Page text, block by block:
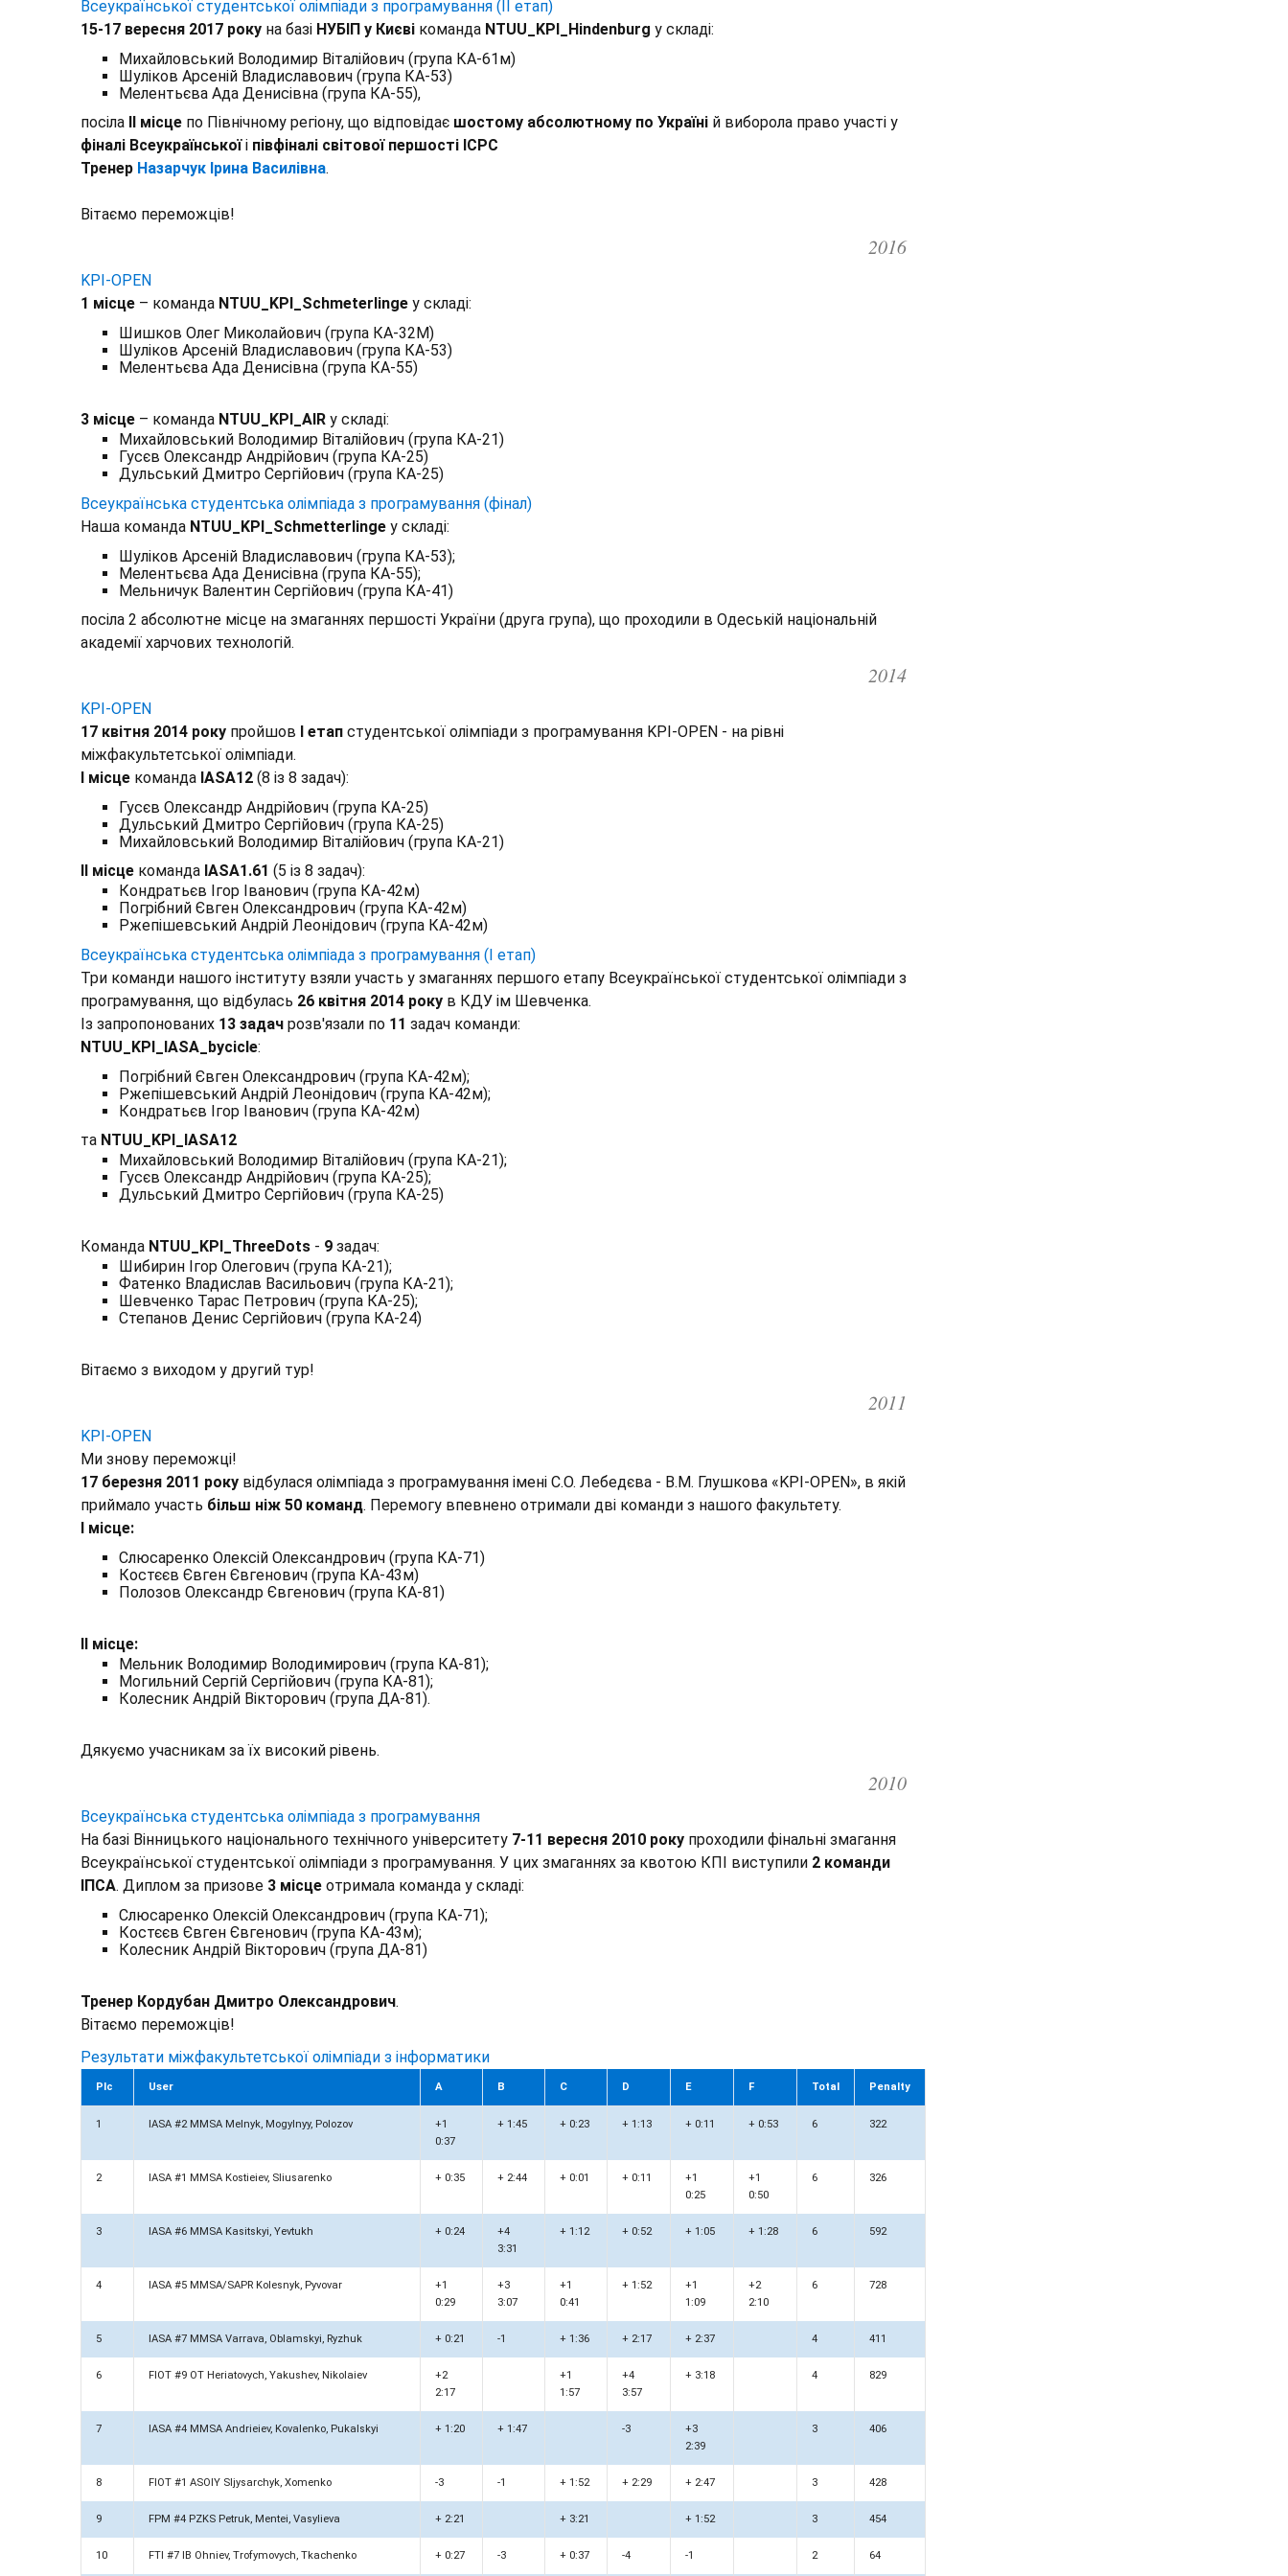
Всеукраїнської студентської олімпіади з програмування (ІІ етап)
15-17 вересня 2017 року на базі НУБІП у Києвікоманда NTUU_KPI_Hindenburg у складі:
Михайловський Володимир Віталійович (група КА-61м)
Шуліков Арсеній Владиславович (група КА-53)
Мелентьєва Ада Денисівна (група КА-55),
посіла ІІ місцепо Північному регіону, що відповідає шостому абсолютному по Україній виборола право участі у
фіналі Всеукраїнськоїі півфіналі світової першості ICPC
Тренер Назарчук Ірина Василівна.
Вітаємо переможців!
2016
KPI-OPEN
1 місце– команда NTUU_KPI_Schmeterlingeу складі:
Шишков Олег Миколайович (група КА-32М)
Шуліков Арсеній Владиславович (група КА-53)
Мелентьєва Ада Денисівна (група КА-55)
3 місце– команда NTUU_KPI_AIR у складі:
Михайловський Володимир Віталійович (група КА-21)
Гусєв Олександр Андрійович (група КА-25)
Дульський Дмитро Сергійович (група КА-25)
Всеукраїнська студентська олімпіада з програмування (фінал)
Наша команда NTUU_KPI_Schmetterlingeу складі:
Шуліков Арсеній Владиславович (група КА-53);
Мелентьєва Ада Денисівна (група КА-55);
Мельничук Валентин Сергійович (група КА-41)
посіла 2 абсолютне місце на змаганнях першості України (друга група), що проходили в Одеській національній
академії харчових технологій.
2014
KPI-OPEN
17 квітня 2014 рокупройшов І етапстудентської олімпіади з програмування KPI-OPEN - на рівні
міжфакультетської олімпіади.
I місцекоманда IASA12(8 із 8 задач):
Гусєв Олександр Андрійович (група КА-25)
Дульський Дмитро Сергійович (група КА-25)
Михайловський Володимир Віталійович (група КА-21)
II місцекоманда IASA1.61 (5 із 8 задач):
Кондратьєв Ігор Іванович (група КА-42м)
Погрібний Євген Олександрович (група КА-42м)
Ржепішевський Андрій Леонідович (група КА-42м)
Всеукраїнська студентська олімпіада з програмування (I етап)
Три команди нашого інституту взяли участь у змаганнях першого етапу Всеукраїнської студентської олімпіади з
програмування, що відбулась 26 квітня 2014 рокув КДУ ім Шевченка.
Із запропонованих 13 задачрозв'язали по 11 задач команди:
NTUU_KPI_IASA_bycicle:
Погрібний Євген Олександрович (група КА-42м);
Ржепішевський Андрій Леонідович (група КА-42м);
Кондратьєв Ігор Іванович (група КА-42м)
та NTUU_KPI_IASA12
Михайловський Володимир Віталійович (група КА-21);
Гусєв Олександр Андрійович (група КА-25);
Дульський Дмитро Сергійович (група КА-25)
Команда NTUU_KPI_ThreeDots- 9задач:
Шибирин Ігор Олегович (група КА-21);
Фатенко Владислав Васильович (група КА-21);
Шевченко Тарас Петрович (група КА-25);
Степанов Денис Сергійович (група КА-24)
Вітаємо з виходом у другий тур!
2011
KPI-OPEN
Ми знову переможці!
17 березня 2011 рокувідбулася олімпіада з програмування імені С.О. Лебедєва - В.М. Глушкова «KPI-OPEN», в якій
приймало участь більш ніж 50 команд. Перемогу впевнено отримали дві команди з нашого факультету.
І місце:
Слюсаренко Олексій Олександрович (група КА-71)
Костєєв Євген Євгенович (група КА-43м)
Полозов Олександр Євгенович (група КА-81)
ІІ місце:
Мельник Володимир Володимирович (група КА-81);
Могильний Сергій Сергійович (група КА-81);
Колесник Андрій Вікторович (група ДА-81).
Дякуємо учасникам за їх високий рівень.
2010
Всеукраїнська студентська олімпіада з програмування
На базі Вінницького національного технічного університету 7-11 вересня 2010 рокупроходили фінальні змагання
Всеукраїнської студентської олімпіади з програмування. У цих змаганнях за квотою КПІ виступили 2 команди
ІПСА. Диплом за призове 3 місцеотримала команда у складі:
Слюсаренко Олексій Олександрович (група КА-71);
Костєєв Євген Євгенович (група КА-43м);
Колесник Андрій Вікторович (група ДА-81)
Тренер Кордубан Дмитро Олександрович.
Вітаємо переможців!
Результати міжфакультетської олімпіади з інформатики
Plc User A B C D E F Total Penalty
1 IASA #2 MMSA Melnyk, Mogylnyy, Polozov
+1
0:37
+ 1:45 + 0:23 + 1:13 + 0:11 + 0:53 6 322
2 IASA #1 MMSA Kostieiev, Sliusarenko + 0:35 + 2:44 + 0:01 + 0:11
+1
0:25
+1
0:50
6 326
3 IASA #6 MMSA Kasitskyi, Yevtukh + 0:24
+4
3:31
+ 1:12 + 0:52 + 1:05 + 1:28 6 592
4 IASA #5 MMSA/SAPR Kolesnyk, Pyvovar
+1
0:29
+3
3:07
+1
0:41
+ 1:52
+1
1:09
+2
2:10
6 728
5 IASA #7 MMSA Varrava, Oblamskyi, Ryzhuk + 0:21 -1 + 1:36 + 2:17 + 2:37 4 411
6 FIOT #9 OT Heriatovych, Yakushev, Nikolaiev
+2
2:17
+1
1:57
+4
3:57
+ 3:18 4 829
7 IASA #4 MMSA Andrieiev, Kovalenko, Pukalskyi + 1:20 + 1:47 -3
+3
2:39
3 406
8 FIOT #1 ASOIY Sljysarchyk, Xomenko -3 -1 + 1:52 + 2:29 + 2:47 3 428
9 FPM #4 PZKS Petruk, Mentei, Vasylieva + 2:21 + 3:21 + 1:52 3 454
10 FTI #7 IB Ohniev, Trofymovych, Tkachenko + 0:27 -3 + 0:37 -4 -1 2 64